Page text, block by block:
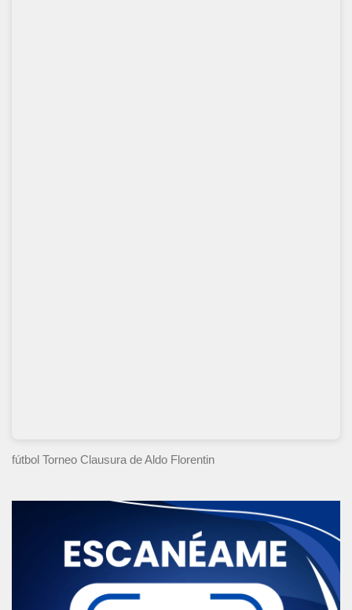
fútbol Torneo Clausura de Aldo Florentin